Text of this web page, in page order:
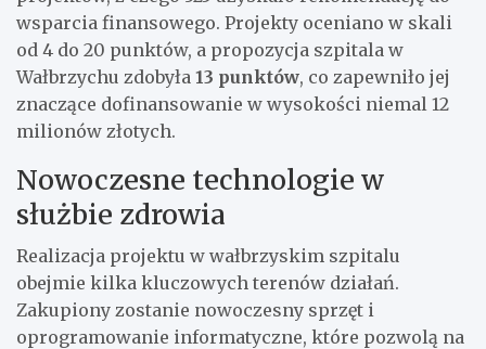
wsparcia finansowego. Projekty oceniano w skali
od 4 do 20 punktów, a propozycja szpitala w
Wałbrzychu zdobyła 13 punktów, co zapewniło jej
znaczące dofinansowanie w wysokości niemal 12
milionów złotych.
Nowoczesne technologie w
służbie zdrowia
Realizacja projektu w wałbrzyskim szpitalu
obejmie kilka kluczowych terenów działań.
Zakupiony zostanie nowoczesny sprzęt i
oprogramowanie informatyczne, które pozwolą na